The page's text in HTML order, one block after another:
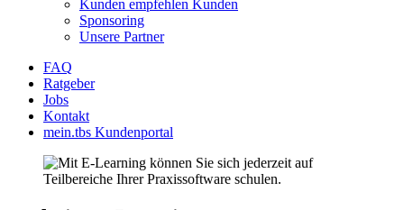
Kunden empfehlen Kunden
Sponsoring
Unsere Partner
FAQ
Ratgeber
Jobs
Kontakt
mein.tbs Kundenportal